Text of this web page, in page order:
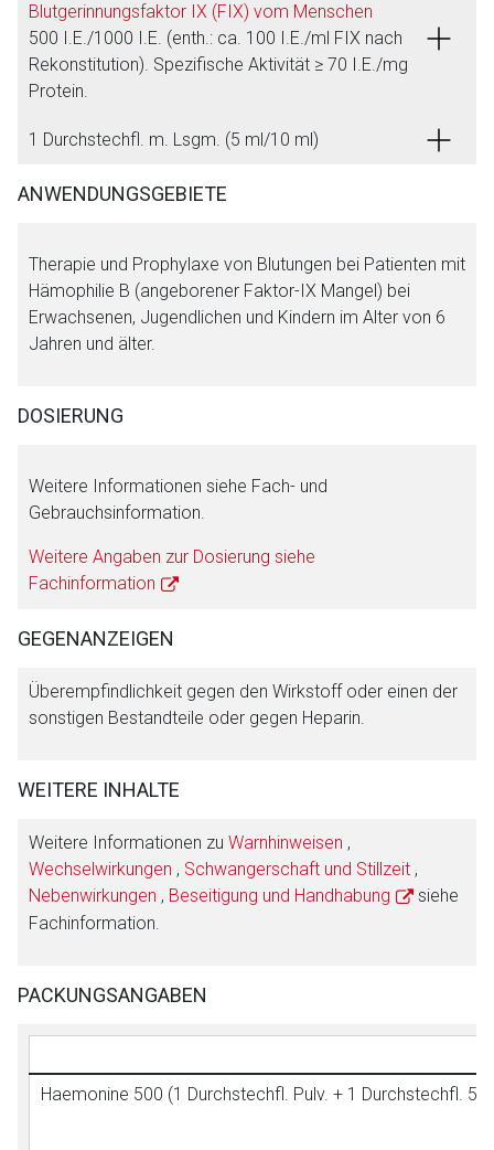
Blutgerinnungsfaktor IX (FIX) vom Menschen
500 I.E./1000 I.E. (enth.: ca. 100 I.E./ml FIX nach
Rekonstitution). Spezifische Aktivität ≥ 70 I.E./mg
Protein.
1 Durchstechfl. m. Lsgm. (5 ml/10 ml)
ANWENDUNGSGEBIETE
Therapie und Prophylaxe von Blutungen bei Patienten mit
Hämophilie B (angeborener Faktor-IX Mangel) bei
Erwachsenen, Jugendlichen und Kindern im Alter von 6
Jahren und älter.
DOSIERUNG
Weitere Informationen siehe Fach- und
Gebrauchsinformation.
Weitere Angaben zur Dosierung siehe
Fachinformation
GEGENANZEIGEN
Überempfindlichkeit gegen den Wirkstoff oder einen der
sonstigen Bestandteile oder gegen Heparin.
WEITERE INHALTE
Weitere Informationen zu Warnhinweisen ,
Wechselwirkungen , Schwangerschaft und Stillzeit ,
Nebenwirkungen , Beseitigung und Handhabung
siehe
Fachinformation.
PACKUNGSANGABEN
Haemonine 500 (1 Durchstechfl. Pulv. + 1 Durchstechfl. 5
Der von Ihnen aufgerufene Link öffnet eine externe Web-
Seite. Für die Inhalte der externen Web-Seite ist deren
Betreiber verantwortlich. Ebenso gelten dort ggf. andere
Datenschutzbestimmungen.